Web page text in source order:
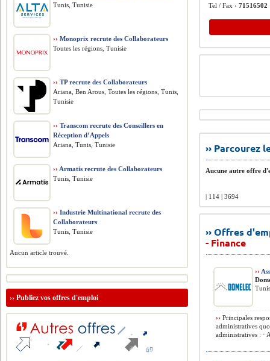
Tel / Fax ›71516502
››
Aucune autre offre
| 114 | 3694
›› Offres
- Finance
››
›› Principales
administratives
administratives : ·
Tunis, Tunisie
›› Monoprix recrute des Collaborateurs
Toutes les régions, Tunisie
›› TP recrute des Collaborateurs
Ariana, Ben Arous, Toutes les régions, Tunis,
Tunisie
›› Transcom recrute des Conseillers en
Réception d’Appels
Ariana, Tunis, Tunisie
›› Armatis recrute des Collaborateurs
Tunis, Tunisie
›› Industrie Multinational recrute des
Collaborateurs
Tunis, Tunisie
Aucun article trouvé.
››Publiez vos offres d'emploi